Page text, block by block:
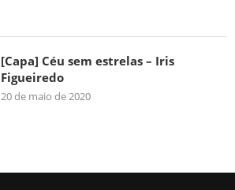
[Capa] Céu sem estrelas – Iris
Figueiredo
20 de maio de 2020